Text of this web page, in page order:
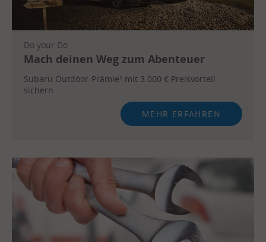
Do your Dō
Mach deinen Weg zum Abenteuer
Subaru Outdōor-Prämie¹ mit 3.000 € Preisvorteil
sichern.
MEHR ERFAHREN